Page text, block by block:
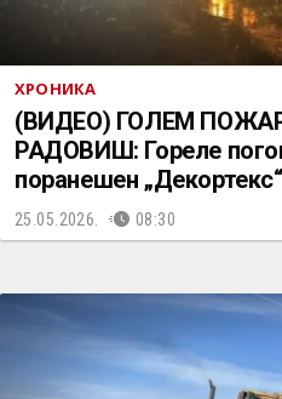
ХРОНИКА
(ВИДЕО) ГОЛЕМ
РАДОВИШ: Гореле
поранешен „Декортекс“
25.05.2026. 08:30